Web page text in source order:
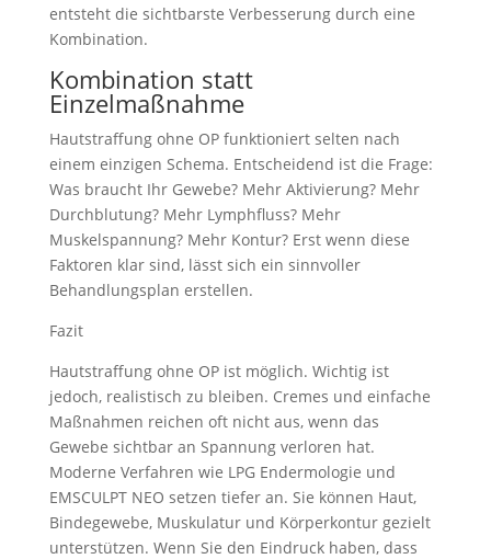
entsteht die sichtbarste Verbesserung durch eine
Kombination.
Kombination statt
Einzelmaßnahme
Hautstraffung ohne OP funktioniert selten nach
einem einzigen Schema. Entscheidend ist die Frage:
Was braucht Ihr Gewebe? Mehr Aktivierung? Mehr
Durchblutung? Mehr Lymphfluss? Mehr
Muskelspannung? Mehr Kontur? Erst wenn diese
Faktoren klar sind, lässt sich ein sinnvoller
Behandlungsplan erstellen.
Fazit
Hautstraffung ohne OP ist möglich. Wichtig ist
jedoch, realistisch zu bleiben. Cremes und einfache
Maßnahmen reichen oft nicht aus, wenn das
Gewebe sichtbar an Spannung verloren hat.
Moderne Verfahren wie LPG Endermologie und
EMSCULPT NEO setzen tiefer an. Sie können Haut,
Bindegewebe, Muskulatur und Körperkontur gezielt
unterstützen. Wenn Sie den Eindruck haben, dass